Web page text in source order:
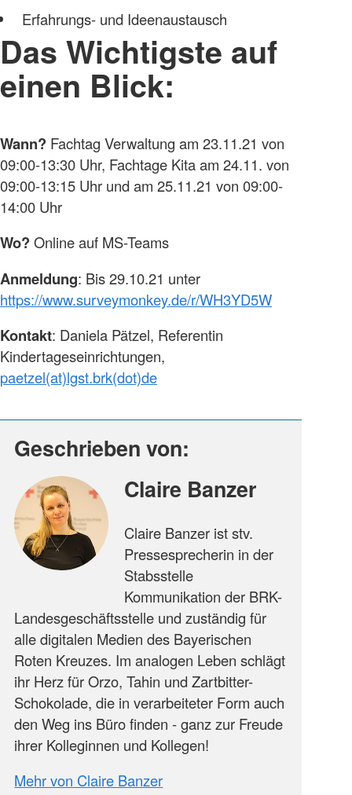
Erfahrungs- und Ideenaustausch
Das Wichtigste auf
einen Blick:
Wann? Fachtag Verwaltung am 23.11.21 von
09:00-13:30 Uhr, Fachtage Kita am 24.11. von
09:00-13:15 Uhr und am 25.11.21 von 09:00-
14:00 Uhr
Wo?Online auf MS-Teams
Anmeldung: Bis 29.10.21 unter
https://www.surveymonkey.de/r/WH3YD5W
Kontakt: Daniela Pätzel, Referentin
Kindertageseinrichtungen,
paetzel(at)lgst.brk(dot)de
Geschrieben von:
Claire Banzer
Claire Banzer ist stv.
Pressesprecherin in der
Stabsstelle
Kommunikation der BRK-
Landesgeschäftsstelle und zuständig für
alle digitalen Medien des Bayerischen
Roten Kreuzes. Im analogen Leben schlägt
ihr Herz für Orzo, Tahin und Zartbitter-
Schokolade, die in verarbeiteter Form auch
den Weg ins Büro finden - ganz zur Freude
ihrer Kolleginnen und Kollegen!
Mehr von Claire Banzer